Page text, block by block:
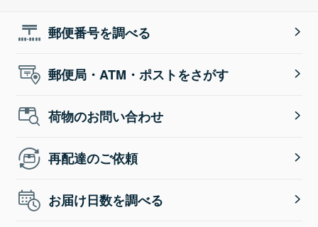
郵便番号を調べる
郵便局・ATM・ポストをさがす
荷物のお問い合わせ
再配達のご依頼
お届け日数を調べる